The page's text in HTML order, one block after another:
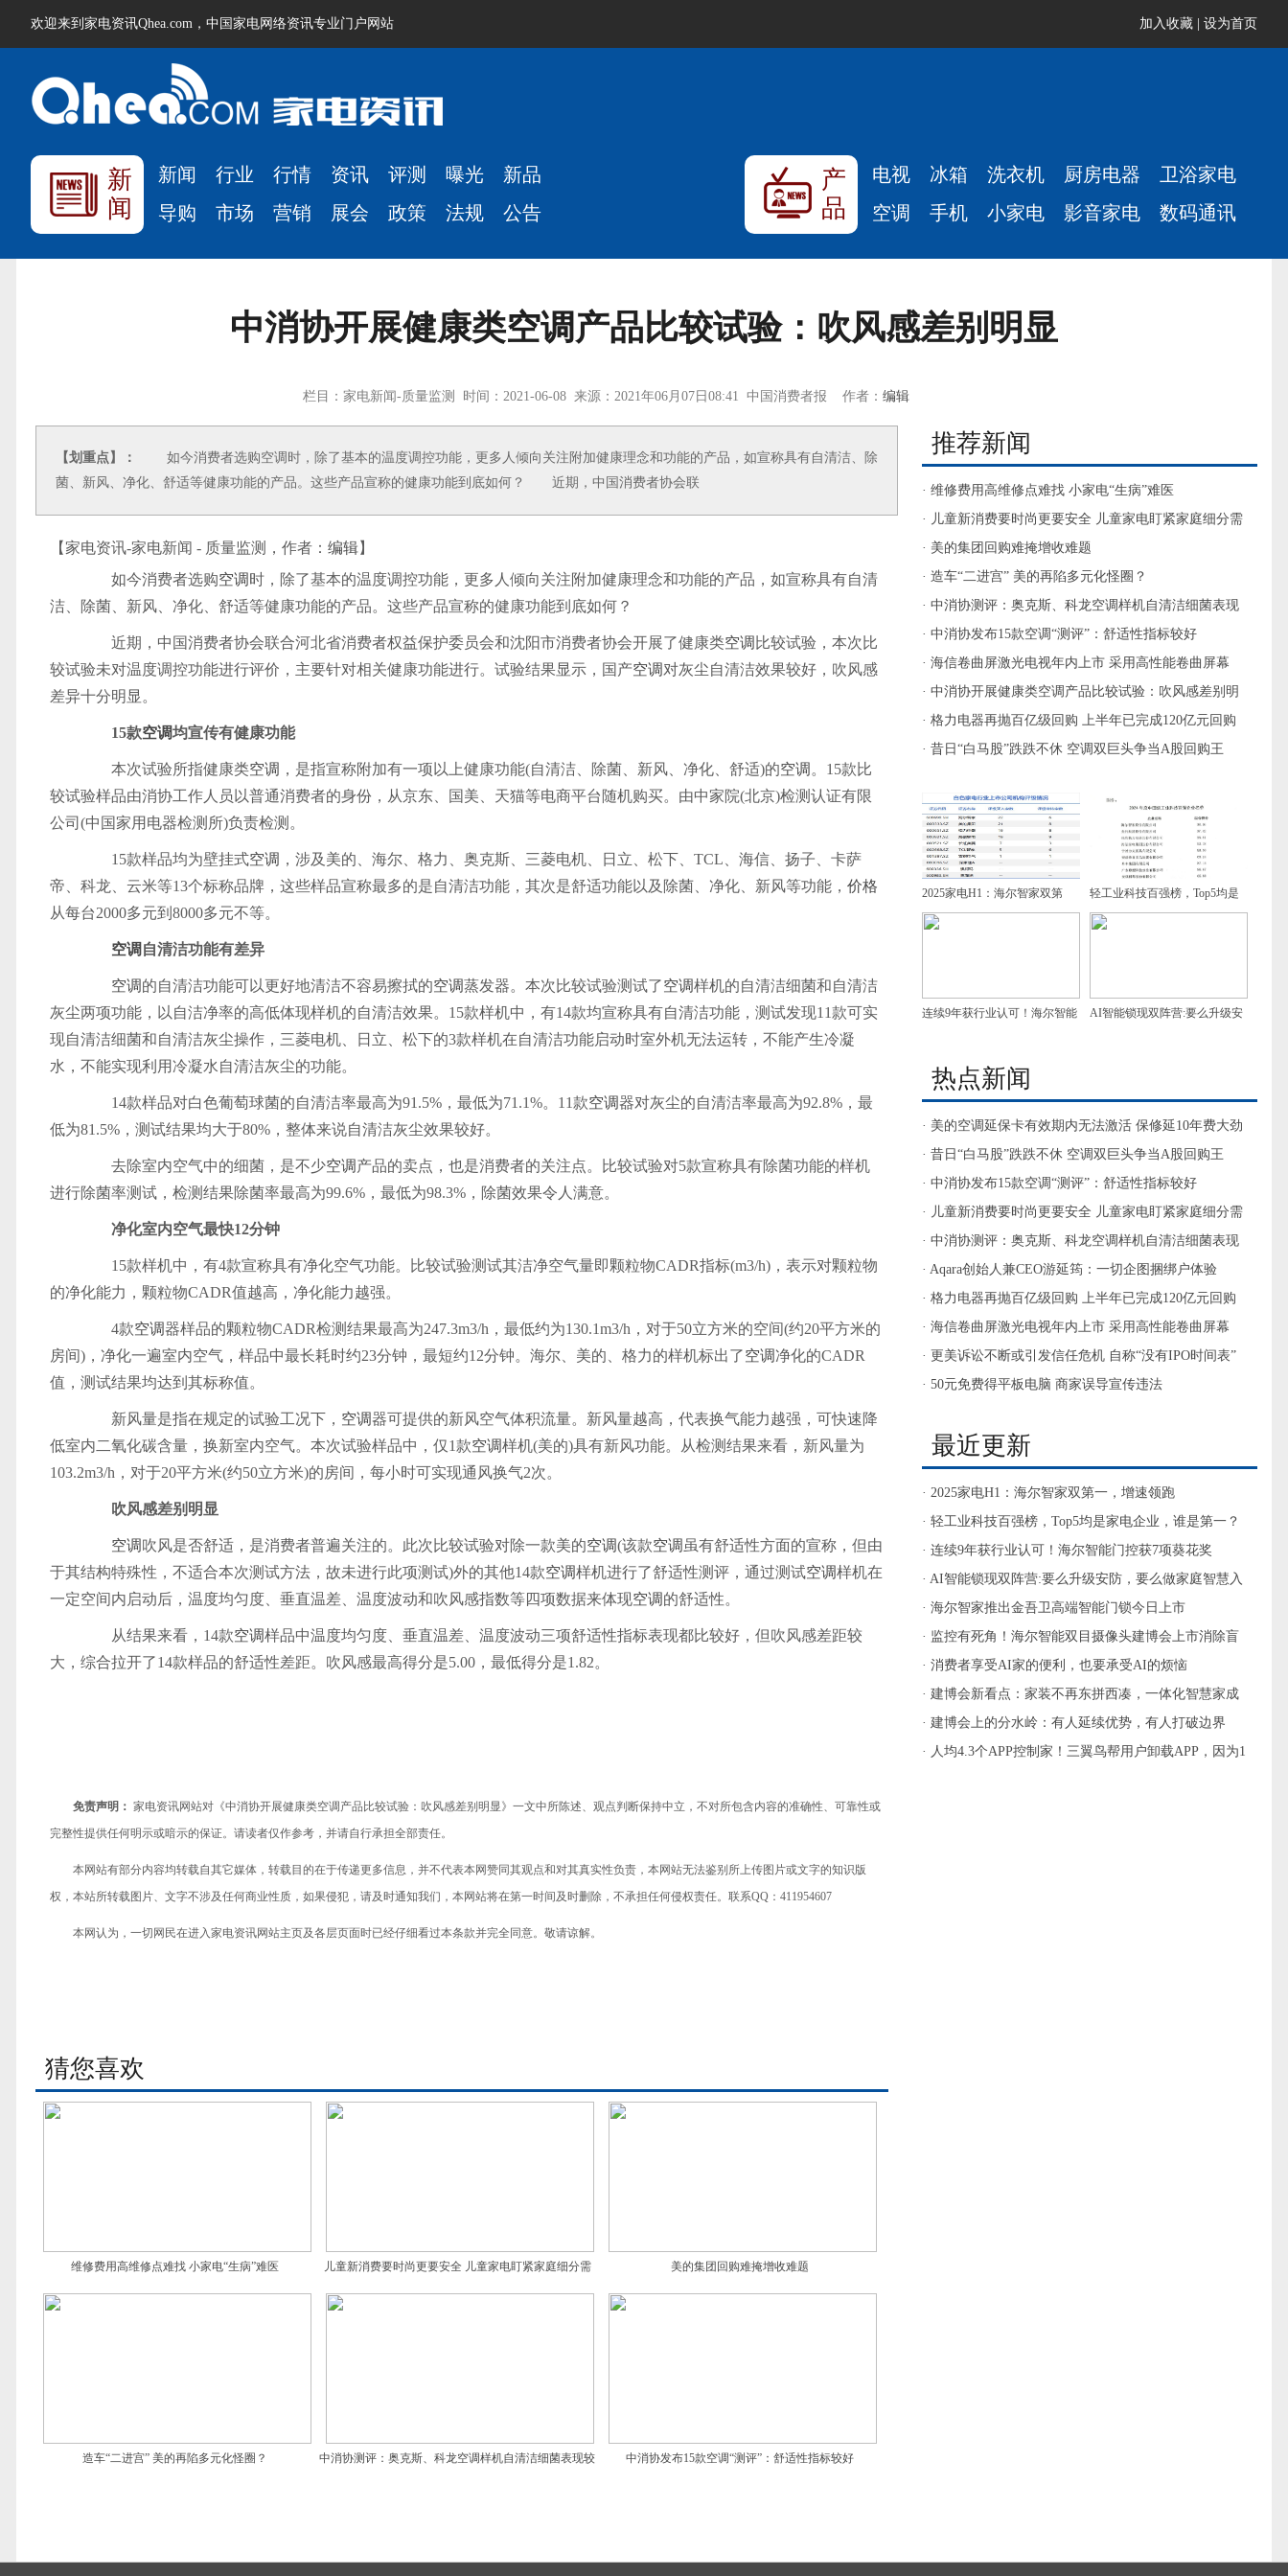
欢迎来到家电资讯Qhea.com，中国家电网络资讯专业门户网站 加入收藏 设为首页
新
闻
新闻 行业 行情 资讯 评测 曝光
新品
导购
市场 营销 展会 政策 法规 公告
产
品
电视 冰箱 洗衣机 厨房电器
卫浴家电
空调
手机 小家电 影音家电 数码通讯
中消协开展健康类空调产品比较试验：吹风感差别明显
栏目：家电新闻-质量监测 时间：2021-06-08 来源：2021年06月07日08:41 中国消费者报 作者： 编辑
【划重点】：
如今消费者选购空调时，除了基本的温度调控功能，更多人倾向关注附加健康理念和功能的产品，如宣称具有自清洁、除
菌、新风、净化、舒适等健康功能的产品。这些产品宣称的健康功能到底如何？ 近期，中国消费者协会联
【家电资讯-家电新闻 - 质量监测，作者： 编辑】
如今消费者选购空调时，除了基本的温度调控功能，更多人倾向关注附加健康理念和功能的产品，如宣称具有自清
洁、除菌、新风、净化、舒适等健康功能的产品。这些产品宣称的健康功能到底如何？
近期，中国消费者协会联合河北省消费者权益保护委员会和沈阳市消费者协会开展了健康类空调 比较试验，本次比
较试验未对温度调控功能进行评价，主要针对相关健康功能进行。试验结果显示，国产空调对灰尘自清洁效果较好，吹风感
差异十分明显。
15款空调均宣传有健康功能
本次试验所指健康类空调 ，是指宣称附加有一项以上健康功能(自清洁、除菌、新风、净化、舒适)的空调 。15款比
较试验样品由消协工作人员以普通消费者的身份，从京东、国美、天猫等电商平台随机购买。由中家院(北京)检测认证有限
公司(中国家用电器检测所)负责检测。
15款样品均为壁挂式空调 ，涉及美的、海尔、格力、奥克斯、三菱电机、日立、松下、TCL、海信、扬子、卡萨
帝、科龙、云米等13个标称品牌，这些样品宣称最多的是自清洁功能，其次是舒适功能以及除菌、净化、新风等功能， 价格
从每台2000多元到8000多元不等。
空调 自清洁功能有差异
空调的自清洁功能可以更好地清洁不容易擦拭的空调蒸发器。本次比较试验测试了空调样机的自清洁细菌和自清洁
灰尘两项功能，以自洁净率的高低体现样机的自清洁效果。15款样机中，有14款均宣称具有自清洁功能，测试发现11款可实
现自清洁细菌和自清洁灰尘操作，三菱电机、日立、松下的3款样机在自清洁功能启动时室外机无法运转，不能产生冷凝
水，不能实现利用冷凝水自清洁灰尘的功能。
14款样品对白色葡萄球菌的自清洁率最高为91.5%，最低为71.1%。11款空调器对灰尘的自清洁率最高为92.8%，最
低为81.5%，测试结果均大于80%，整体来说自清洁灰尘效果较好。
去除室内空气中的细菌，是不少空调产品的卖点，也是消费者的关注点。比较试验对5款宣称具有除菌功能的样机
进行除菌率测试，检测结果除菌率最高为99.6%，最低为98.3%，除菌效果令人满意。
净化室内空气最快12分钟
15款样机中，有4款宣称具有净化空气功能。比较试验测试其洁净空气量即颗粒物CADR指标(m3/h)，表示对颗粒物
的净化能力，颗粒物CADR值越高，净化能力越强。
4款空调器样品的颗粒物CADR检测结果最高为247.3m3/h，最低约为130.1m3/h，对于50立方米的空间(约20平方米的
房间)，净化一遍室内空气，样品中最长耗时约23分钟，最短约12分钟。海尔、美的、格力的样机标出了空调净化的CADR
值，测试结果均达到其标称值。
新风量是指在规定的试验工况下， 空调器可提供的新风空气体积流量。新风量越高，代表换气能力越强，可快速降
低室内二氧化碳含量，换新室内空气。本次试验样品中，仅1款空调样机(美的)具有新风功能。从检测结果来看，新风量为
103.2m3/h，对于20平方米(约50立方米)的房间，每小时可实现通风换气2次。
吹风感差别明显
空调吹风是否舒适，是消费者普遍关注的。此次比较试验对除一款美的空调(该款空调 虽有舒适性方面的宣称，但由
于其结构特殊性，不适合本次测试方法，故未进行此项测试)外的其他14款空调样机进行了舒适性测评，通过测试空调样机在
一定空间内启动后，温度均匀度、垂直温差、温度波动和吹风感指数等四项数据来体现空调的舒适性。
从结果来看，14款空调样品中温度均匀度、垂直温差、温度波动三项舒适性指标表现都比较好，但吹风感差距较
大，综合拉开了14款样品的舒适性差距。吹风感最高得分是5.00，最低得分是1.82。
免责声明： 家电资讯网站对《中消协开展健康类空调产品比较试验：吹风感差别明显》一文中所陈述、观点判断保持中立，不对所包含内容的准确性、可靠性或
完整性提供任何明示或暗示的保证。请读者仅作参考，并请自行承担全部责任。
本网站有部分内容均转载自其它媒体，转载目的在于传递更多信息，并不代表本网赞同其观点和对其真实性负责，本网站无法鉴别所上传图片或文字的知识版
权，本站所转载图片、文字不涉及任何商业性质，如果侵犯，请及时通知我们，本网站将在第一时间及时删除，不承担任何侵权责任。联系QQ：411954607
本网认为，一切网民在进入家电资讯网站主页及各层页面时已经仔细看过本条款并完全同意。敬请谅解。
猜您喜欢
维修费用高维修点难找 小家电“生病”难医 儿童新消费要时尚更要安全 儿童家电盯紧家庭细分需
求
美的集团回购难掩增收难题
造车“二进宫” 美的再陷多元化怪圈？ 中消协测评：奥克斯、科龙空调样机自清洁细菌表现较 中消协发布15款空调“测评”：舒适性指标较好
推荐新闻
· 维修费用高维修点难找 小家电“生病”难医
· 儿童新消费要时尚更要安全 儿童家电盯紧家庭细分需
求
· 美的集团回购难掩增收难题
· 造车“二进宫” 美的再陷多元化怪圈？
· 中消协测评：奥克斯、科龙空调样机自清洁细菌表现
较差
· 中消协发布15款空调“测评”：舒适性指标较好
· 海信卷曲屏激光电视年内上市 采用高性能卷曲屏幕
· 中消协开展健康类空调产品比较试验：吹风感差别明
显
· 格力电器再抛百亿级回购 上半年已完成120亿元回购
· 昔日“白马股”跌跌不休 空调双巨头争当A股回购王
2025家电H1：海尔智家双第
一，增速领跑
轻工业科技百强榜，Top5均是
家电企业，谁是第一？
连续9年获行业认可！海尔智能 AI智能锁现双阵营:要么升级安
热点新闻
· 美的空调延保卡有效期内无法激活 保修延10年费大劲
· 昔日“白马股”跌跌不休 空调双巨头争当A股回购王
· 中消协发布15款空调“测评”：舒适性指标较好
· 儿童新消费要时尚更要安全 儿童家电盯紧家庭细分需
求
· 中消协测评：奥克斯、科龙空调样机自清洁细菌表现
较差
· Aqara创始人兼CEO游延筠：一切企图捆绑户体验
的“入口”为都将被户抛弃
· 格力电器再抛百亿级回购 上半年已完成120亿元回购
· 海信卷曲屏激光电视年内上市 采用高性能卷曲屏幕
· 更美诉讼不断或引发信任危机 自称“没有IPO时间表”
· 50元免费得平板电脑 商家误导宣传违法
最近更新
· 2025家电H1：海尔智家双第一，增速领跑
· 轻工业科技百强榜，Top5均是家电企业，谁是第一？
· 连续9年获行业认可！海尔智能门控获7项葵花奖
· AI智能锁现双阵营:要么升级安防，要么做家庭智慧入
口
· 海尔智家推出金吾卫高端智能门锁今日上市
· 监控有死角！海尔智能双目摄像头建博会上市消除盲
区
· 消费者享受AI家的便利，也要承受AI的烦恼
· 建博会新看点：家装不再东拼西凑，一体化智慧家成
主流
· 建博会上的分水岭：有人延续优势，有人打破边界
· 人均4.3个APP控制家！三翼鸟帮用户卸载APP，因为1